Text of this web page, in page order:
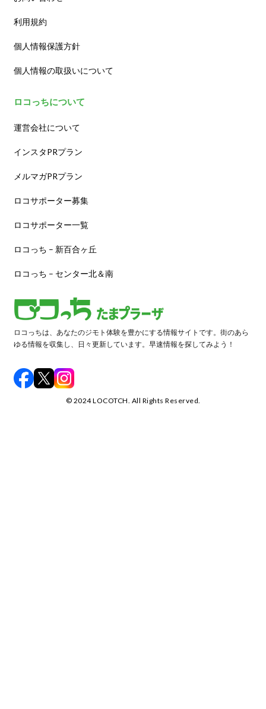
利用規約
個人情報保護方針
個人情報の取扱いについて
ロコっちについて
運営会社について
インスタPRプラン
メルマガPRプラン
ロコサポーター募集
ロコサポーター一覧
ロコっち – 新百合ヶ丘
ロコっち – センター北＆南
ロコっちは、あなたのジモト体験を豊かにする情報サイトです。街のあら
ゆる情報を収集し、日々更新しています。早速情報を探してみよう！
©️ 2024 LOCOTCH. All Rights Reserved.